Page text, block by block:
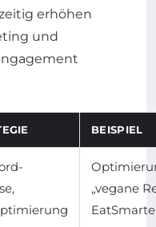
erhöhen
und
BEISPIEL
„vegane